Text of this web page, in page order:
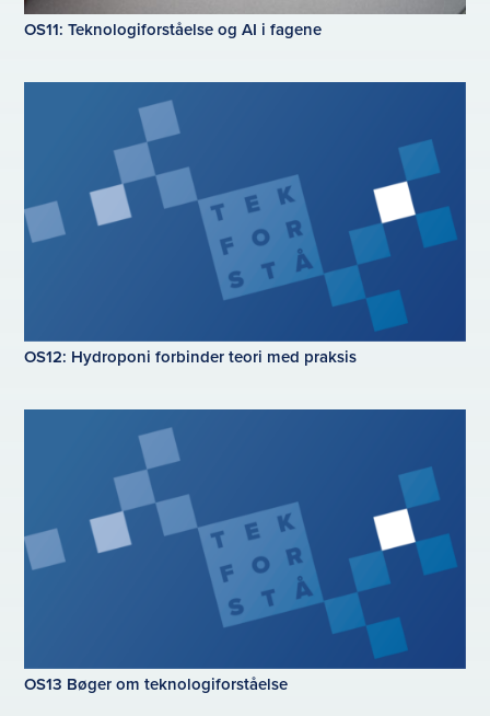
OS11: Teknologiforståelse og AI i fagene
OS12: Hydroponi forbinder teori med praksis
OS13 Bøger om teknologiforståelse